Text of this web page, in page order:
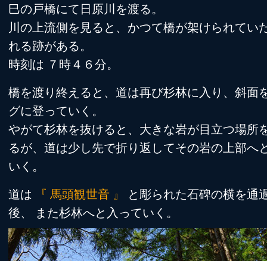
巳の戸橋にて日原川を渡る。
川の上流側を見ると、かつて橋が架けられてい
れる跡がある。
時刻は ７時４６分。
橋を渡り終えると、道は再び杉林に入り、斜面
グに登っていく。
やがて杉林を抜けると、大きな岩が目立つ場所
るが、道は少し先で折り返してその岩の上部へ
いく。
道は 『 馬頭観世音 』
と彫られた石碑の横を通
後、 また杉林へと入っていく。